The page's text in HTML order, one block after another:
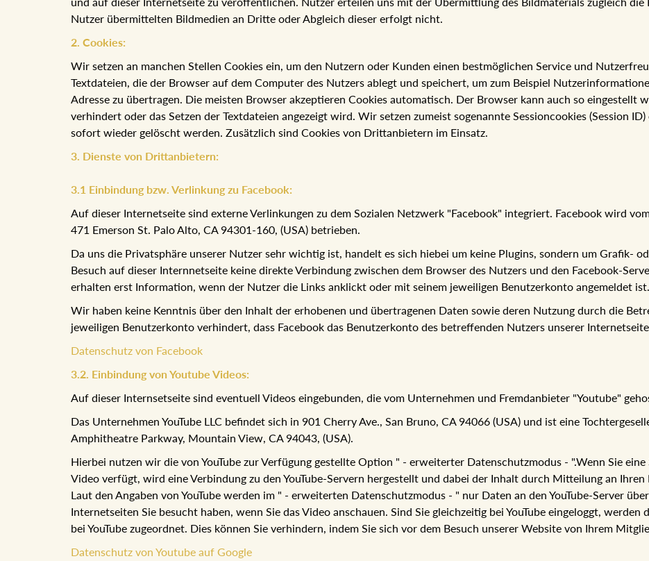
Nutzer übermittelten Bildmedien an Dritte oder Abgleich dieser erfolgt nicht.
2. Cookies:
Wir setzen an manchen Stellen Cookies ein, um den Nutzern oder Kunden einen bestmöglichen Service und
Textdateien, die der Browser auf dem Computer des Nutzers ablegt und speichert, um zum Beispiel
Adresse zu übertragen. Die meisten Browser akzeptieren Cookies automatisch. Der Browser kann auch so eingestellt
verhindert oder das Setzen der Textdateien angezeigt wird. Wir setzen zumeist sogenannte Sessioncookies (Session
sofort wieder gelöscht werden. Zusätzlich sind Cookies von Drittanbietern im Einsatz.
3. Dienste von Drittanbietern:
3.1 Einbindung bzw. Verlinkung zu Facebook:
Auf dieser Internetseite sind externe Verlinkungen zu dem Sozialen Netzwerk "Facebook" integriert. Facebook wird
471 Emerson St. Palo Alto, CA 94301-160, (USA) betrieben.
Da uns die Privatsphäre unserer Nutzer sehr wichtig ist, handelt es sich hiebei um keine Plugins, sondern um Grafik-
Besuch auf dieser Internnetseite keine direkte Verbindung zwischen dem Browser des Nutzers und den Facebook-
erhalten erst Information, wenn der Nutzer die Links anklickt oder mit seinem jeweiligen Benutzerkonto angemeldet ist.
Wir haben keine Kenntnis über den Inhalt der erhobenen und übertragenen Daten sowie deren Nutzung durch die
jeweiligen Benutzerkonto verhindert, dass Facebook das Benutzerkonto des betreffenden Nutzers unserer
Datenschutz von Facebook
3.2. Einbindung von Youtube Videos:
Auf dieser Internsetseite sind eventuell Videos eingebunden, die vom Unternehmen und Fremdanbieter "Youtube"
Das Unternehmen YouTube LLC befindet sich in 901 Cherry Ave., San Bruno, CA 94066 (USA) und ist eine
Amphitheatre Parkway, Mountain View, CA 94043, (USA).
Hierbei nutzen wir die von YouTube zur Verfügung gestellte Option " - erweiterter Datenschutzmodus - ".Wenn Sie
Video verfügt, wird eine Verbindung zu den YouTube-Servern hergestellt und dabei der Inhalt durch Mitteilung an
Laut den Angaben von YouTube werden im " - erweiterten Datenschutzmodus - " nur Daten an den YouTube-Server
Internetseiten Sie besucht haben, wenn Sie das Video anschauen. Sind Sie gleichzeitig bei YouTube eingeloggt,
bei YouTube zugeordnet. Dies können Sie verhindern, indem Sie sich vor dem Besuch unserer Website von Ihrem
Datenschutz von Youtube auf Google